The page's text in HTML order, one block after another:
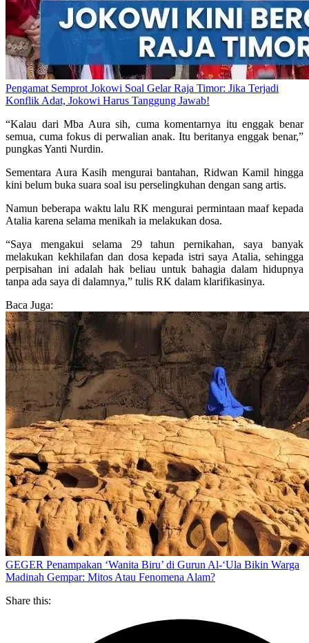
Pengamat Semprot Jokowi Soal Gelar Raja Timor: Jika Terjadi
Konflik Adat, Jokowi Harus Tanggung Jawab!
“Kalau dari Mba Aura sih, cuma komentarnya itu enggak benar
semua, cuma fokus di perwalian anak. Itu beritanya enggak benar,”
pungkas Yanti Nurdin.
Sementara Aura Kasih mengurai bantahan, Ridwan Kamil hingga
kini belum buka suara soal isu perselingkuhan dengan sang artis.
Namun beberapa waktu lalu RK mengurai permintaan maaf kepada
Atalia karena selama menikah ia melakukan dosa.
“Saya mengakui selama 29 tahun pernikahan, saya banyak
melakukan kekhilafan dan dosa kepada istri saya Atalia, sehingga
perpisahan ini adalah hak beliau untuk bahagia dalam hidupnya
tanpa ada saya di dalamnya,” tulis RK dalam klarifikasinya.
Baca Juga:
GEGER Penampakan ‘Wanita Biru’ di Gurun Al-‘Ula Bikin Warga
Madinah Gempar: Mitos Atau Fenomena Alam?
Share this: